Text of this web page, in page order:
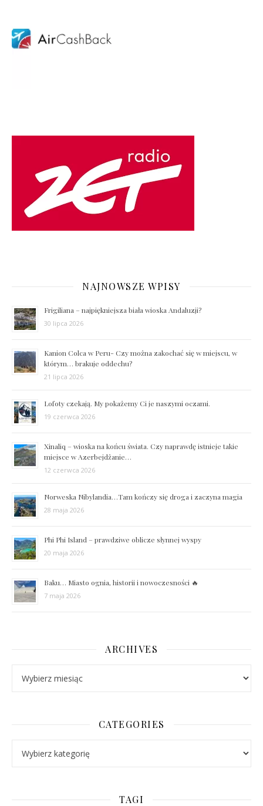
NAJNOWSZE WPISY
Frigiliana – najpiękniejsza biała wioska Andaluzji?
30 lipca 2026
Kanion Colca w Peru- Czy można zakochać się w miejscu, w
którym… brakuje oddechu?
21 lipca 2026
Lofoty czekają. My pokażemy Ci je naszymi oczami.
19 czerwca 2026
Xinaliq – wioska na końcu świata. Czy naprawdę istnieje takie
miejsce w Azerbejdżanie…
12 czerwca 2026
Norweska Nibylandia…Tam kończy się droga i zaczyna magia
28 maja 2026
Phi Phi Island – prawdziwe oblicze słynnej wyspy
20 maja 2026
Baku… Miasto ognia, historii i nowoczesności 🔥
7 maja 2026
ARCHIVES
CATEGORIES
TAGI